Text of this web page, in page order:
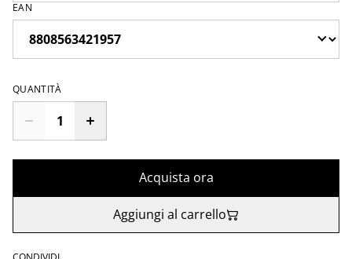
EAN
QUANTITÀ
Acquista ora
Aggiungi al carrello